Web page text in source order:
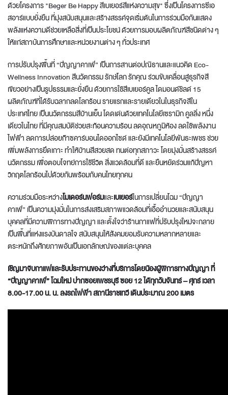
ด้วยโครงการ "Beger Be Happy สีเบเยอร์สีแห่งความสุข" ซึ่งเป็นโครงการซีเอ
สอาร์แบบยั่งยืน ที่มุ่งสนับสนุนและสร้างสรรค์จุดเริ่มต้นในการร่วมมือกันแสดง
พลังแห่งความดีช่วยเหลือสิ่งที่เป็นประโยชน์ ด้วยการมอบผลิตภัณฑ์สีชนิดต่าง ๆ
ให้แก่สถาบันการศึกษาและหน่วยงานต่าง ๆ ทั่วประเทศ
การปรับปรุงพื้นที่ “ปัญญาคาเฟ่” เป็นการสานต่อปณิธานและแนวคิด Eco-
Wellness Innovation สีนวัตกรรม รักษ์โลก รักคุณ ร่วมขับเคลื่อนสู่ธุรกิจสี
เขียวอย่างเป็นรูปธรรมและยั่งยืน ด้วยการใช้สีเบเยอร์คูล ไดมอนด์ชิลด์ 15
ผลิตภัณฑ์ที่ได้รับฉลากลดโลกร้อน รายแรกและรายเดียวในในธุรกิจสีใน
ประเทศไทย เป็นนวัตกรรมสีบ้านเย็น โดดเด่นด้วยเทคโนโลยีเซรามิก คูลลิ่ง หนึ่ง
เดียวในไทย ที่มีคุณสมบัติช่วยสะท้อนความร้อน ลดอุณหภูมิห้อง ลดใช้พลังงาน
ไฟฟ้า ลดการปล่อยก๊าซคาร์บอนไดออกไซด์ และยังมีเทคโนโลยีพันธะเพชร ช่วย
เพิ่มพลังการยึดเกาะ ทำให้บ้านสีสวยสด ทนต่อทุกสภาวะ โดยมุ่งมั่นสร้างสรรค์
นวัตกรรม เพื่อตอบโจทย์การใช้ชีวิต สิ่งแวดล้อมที่ดี และยืนหยัดร่วมแก้ปัญหา
วิกฤตโลกร้อนไปด้วยกันพร้อมกับคนไทยทุกคน
ความร่วมมือระหว่างโมเดอร์นฟอร์มและเบเยอร์ในการเปลี่ยนโฉม “ปัญญา
คาเฟ่” เป็นความมุ่งมั่นในการส่งเสริมสภาพแวดล้อมที่เอื้ออำนวยและสนับสนุน
บุคคลที่มีความพิการทางปัญญา และตั้งใจว่าร้านกาแฟที่ปรับปรุงใหม่จะกลาย
เป็นพื้นที่แห่งแรงบันดาลใจ สนับสนุนให้สังคมยอมรับความหลากหลายและ
ตระหนักถึงศักยภาพอันเป็นเอกลักษณ์ของแต่ละบุคคล
เชิญมาจิบกาแฟและรับประทานของว่างที่บริการโดยน้องผู้พิการทางปัญญา ที่
“ปัญญาคาเฟ่” โฉมใหม่ ปากซอยเพชรบุรี ซอย 12 ได้ทุกวันจันทร์ – ศุกร์ เวลา
8.00-17.00 น. น. ลงรถไฟฟ้า สถานีราชเทวี เดินประมาณ 200 เมตร